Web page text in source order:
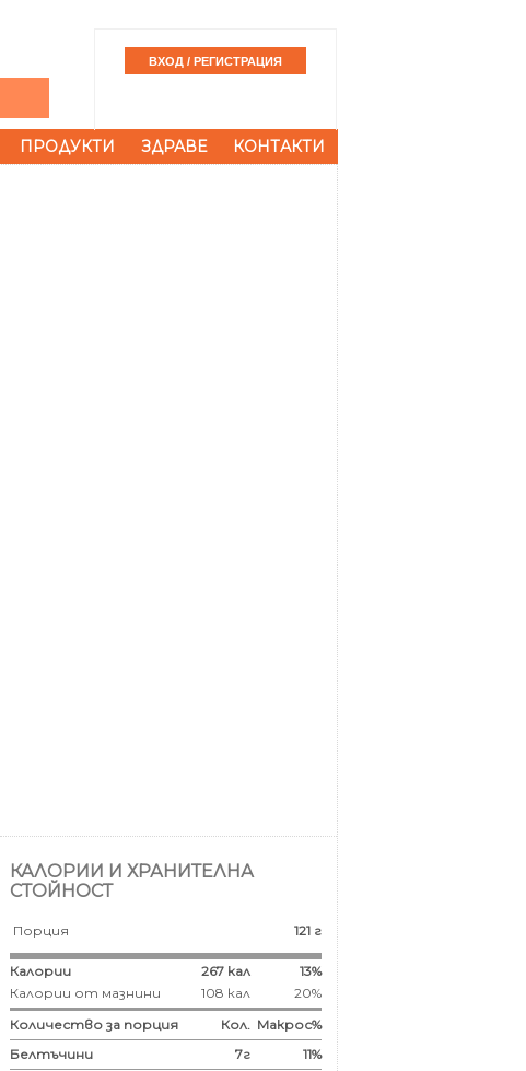
ПРОДУКТИ ЗДРАВЕ КОНТАКТИ
КАЛОРИИ И ХРАНИТЕЛНА
СТОЙНОСТ
Порция 121 г
Калории 267 кал
13%
Калории от мазнини
108 кал
20%
Количество за порция
Кол. Макрос%
Белтъчини
7г
11%